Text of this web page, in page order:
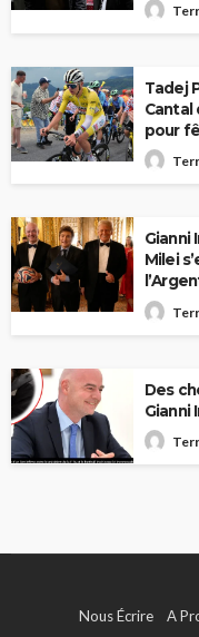
Tadej
Cantal
pour
Gianni
Milei
Des
Gianni
Nous Écrire A